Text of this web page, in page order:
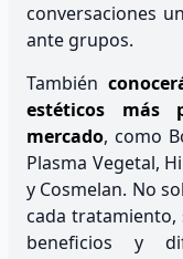
conversaciones
ante grupos.
También
estéticos más
mercado, como
Plasma Vegetal,
y Cosmelan. No
cada
beneficios y